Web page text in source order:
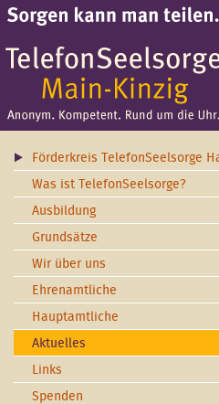
Förderkreis TelefonSeelsorge
Was ist TelefonSeelsorge?
Ausbildung
Grundsätze
Wir über uns
Ehrenamtliche
Hauptamtliche
Aktuelles
Links
Spenden